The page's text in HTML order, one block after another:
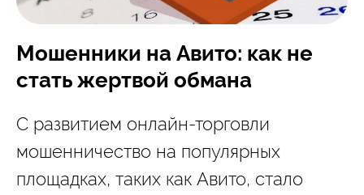
Мошенники на Авито: как не
стать жертвой обмана
С развитием онлайн-торговли
мошенничество на популярных
площадках, таких как Авито, стало